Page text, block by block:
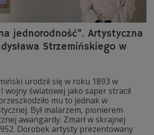
jednorodność". Artystyczna
Strzemińskiego w
urodził się w roku 1893 w
wojny światowej jako saper stracił
mu to jednak w
Był malarzem, pionierem
awangardy. Zmarł w skrajnej
Dorobek artysty prezentowany